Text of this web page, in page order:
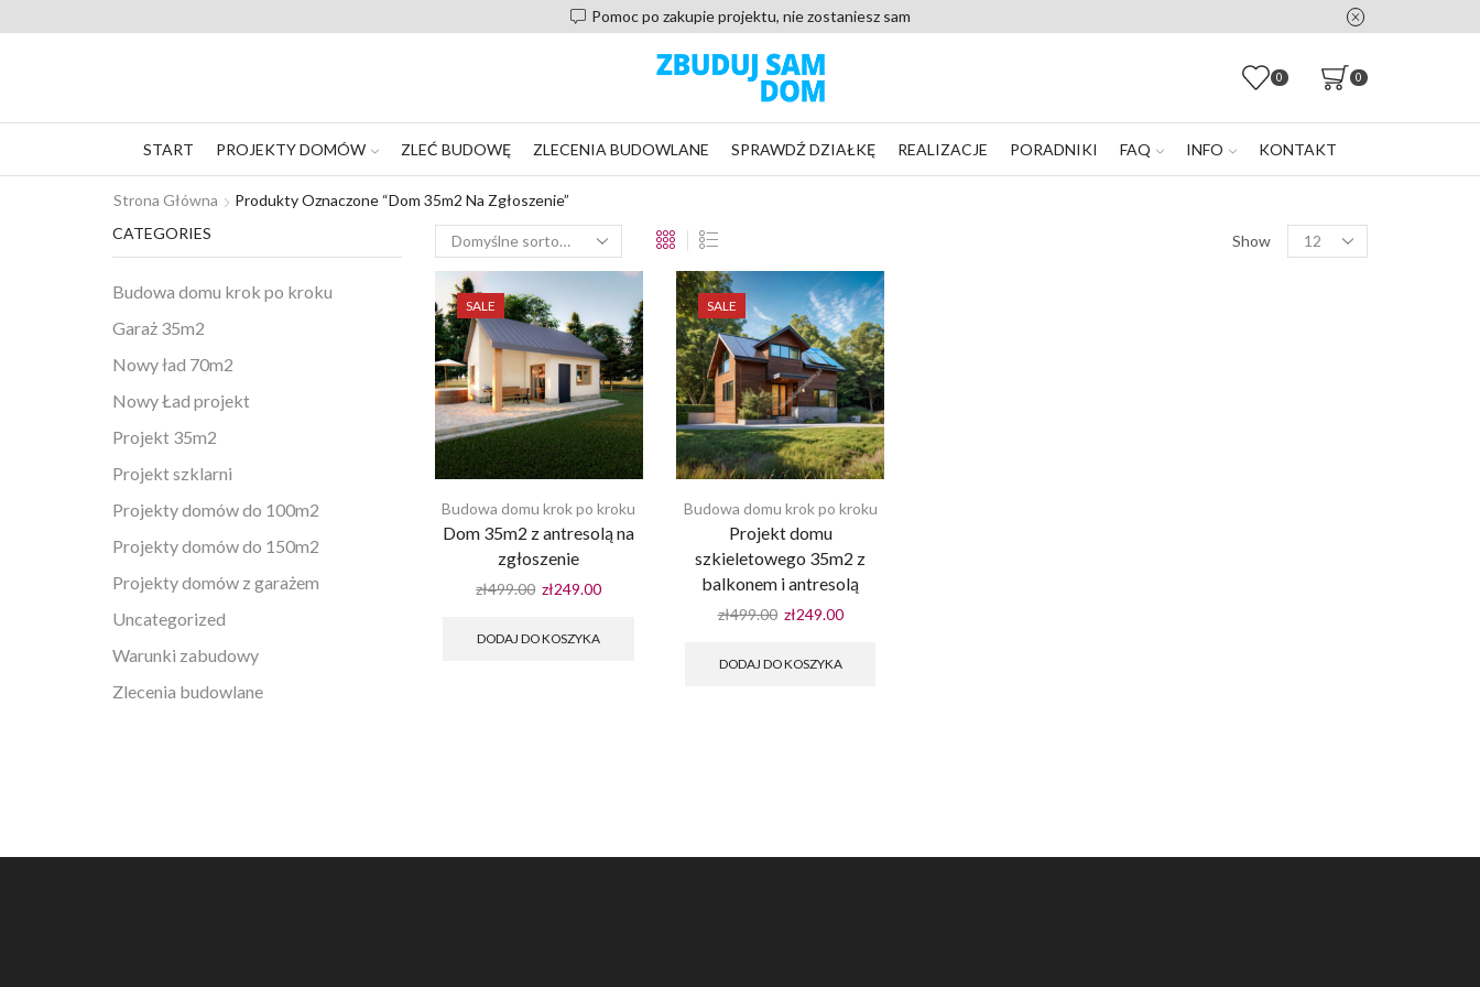
Pomoc po zakupie projektu, nie zostaniesz sam
0 0
START PROJEKTY DOMÓW ZLEĆ BUDOWĘ ZLECENIA BUDOWLANE SPRAWDŹ DZIAŁKĘ REALIZACJE PORADNIKI FAQ INFO KONTAKT
Strona Główna Produkty Oznaczone “dom 35m2 Na Zgłoszenie”
Show
Products
per
SALE
Budowa domu krok po kroku
Dom 35m2 z antresolą na
zgłoszenie
zł499.00 Pierwotna
wynosiła:
zł249.00Aktualna
DODAJ DO KOSZYKA
SALE
Budowa domu krok po kroku
Projekt domu
szkieletowego 35m2 z
balkonem i antresolą
zł499.00 Pierwotna
wynosiła:
zł249.00Aktualna
DODAJ DO KOSZYKA
CATEGORIES
Budowa domu krok po kroku
Garaż 35m2
Nowy ład 70m2
Nowy Ład projekt
Projekt 35m2
Projekt szklarni
Projekty domów do 100m2
Projekty domów do 150m2
Projekty domów z garażem
Uncategorized
Warunki zabudowy
Zlecenia budowlane